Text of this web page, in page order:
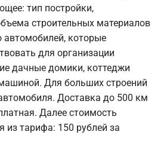
тип постройки,
строительных материалов
автомобилей, которые
для организации
дачные домики, коттеджи
Для больших строений
Доставка до 500 км
Далее стоимость
из тарифа: 150 рублей за